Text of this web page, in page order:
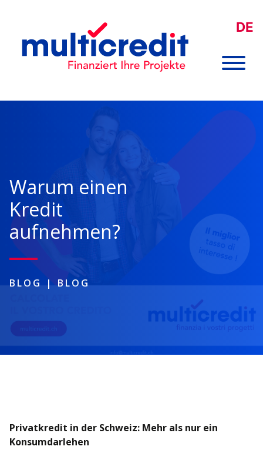
DE
Warum einen
Kredit
aufnehmen?
BLOG|BLOG
Privatkredit in der Schweiz: Mehr als nur ein
Konsumdarlehen